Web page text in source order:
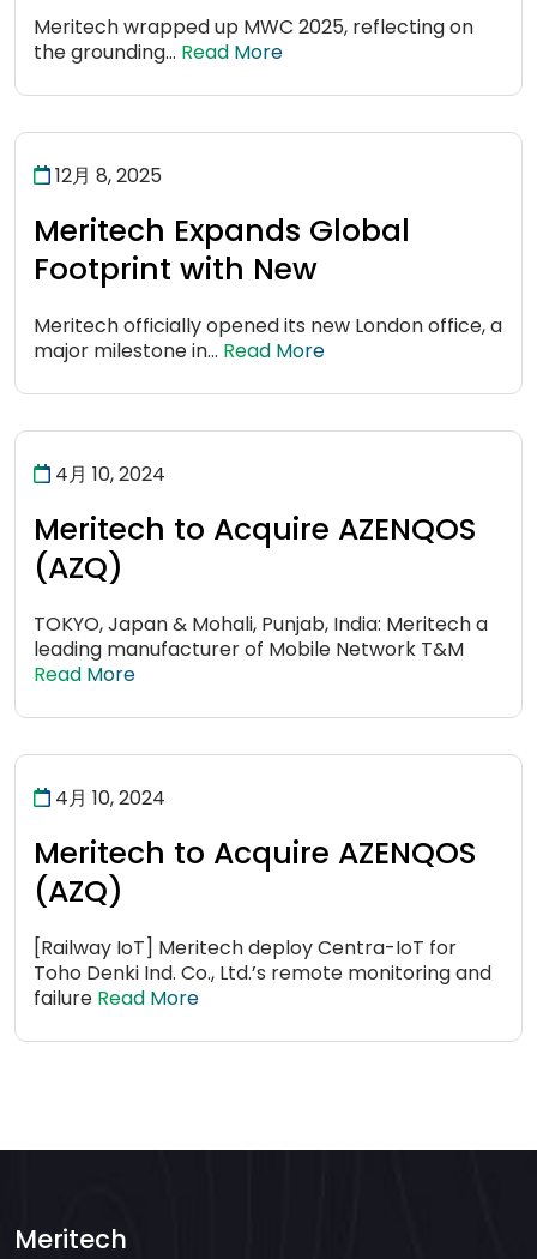
Meritech wrapped up MWC 2025, reflecting on
the grounding... Read More
12月 8, 2025
Meritech Expands Global
Footprint with New
Meritech officially opened its new London office, a
major milestone in... Read More
4月 10, 2024
Meritech to Acquire AZENQOS
(AZQ)
TOKYO, Japan & Mohali, Punjab, India: Meritech a
leading manufacturer of Mobile Network T&M
Read More
4月 10, 2024
Meritech to Acquire AZENQOS
(AZQ)
[Railway IoT] Meritech deploy Centra-IoT for
Toho Denki Ind. Co., Ltd.’s remote monitoring and
failure Read More
Meritech